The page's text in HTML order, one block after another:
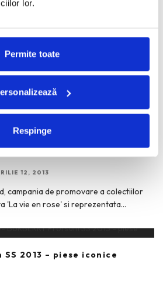
lor.
Permite toate
Respinge
109 primavara-vara 2013
26, 2013
este intrebarea pe care o lanseaza
en rose
12, 2013
campania de promovare a colectiilor
'La vie en rose' si reprezentata...
SS 2013 – piese iconice